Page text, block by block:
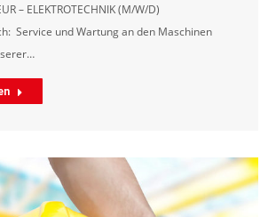
– ELEKTROTECHNIK (M/W/D)
Service und Wartung an den Maschinen